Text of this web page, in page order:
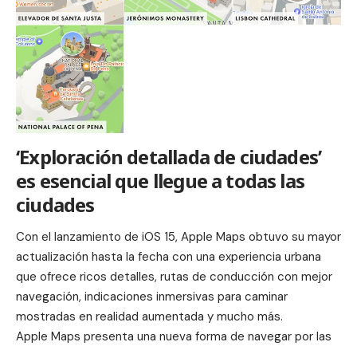
‘Exploración detallada de ciudades’
es esencial que llegue a todas las
ciudades
Con el lanzamiento de iOS 15, Apple Maps obtuvo su mayor
actualización hasta la fecha con una experiencia urbana
que ofrece ricos detalles, rutas de conducción con mejor
navegación, indicaciones inmersivas para caminar
mostradas en realidad aumentada y mucho más.
Apple Maps presenta una nueva forma de navegar por las